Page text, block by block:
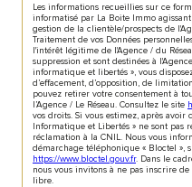
Les informations recueillies sur ce
informatisé par La Boite Immo
gestion de la clientèle/prospects de
Traitement de vos Données
l'intérêt légitime de l'Agence / du
suppression et sont destinées à
informatique et libertés », vous
d’effacement, d’opposition, de
pouvez retirer votre consentement à
l’Agence / Le Réseau. Consultez le site
vos droits. Si vous estimez, après avoir
Informatique et Libertés » ne sont pas
réclamation à la CNIL. Nous vous
démarchage téléphonique « Bloctel »,
https://www.bloctel.gouv.fr. Dans le
nous vous invitons à ne pas inscrire
libre.